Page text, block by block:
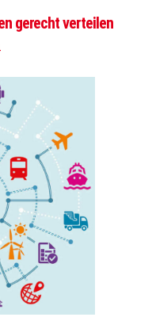
gerecht verteilen